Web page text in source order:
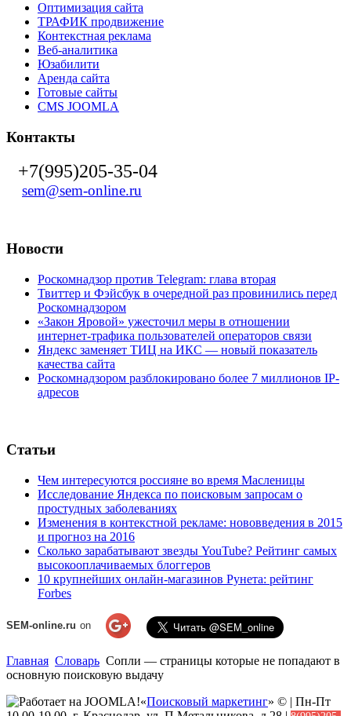
Оптимизация сайта
ТРАФИК продвижение
Контекстная реклама
Веб-аналитика
Юзабилити
Аренда сайта
Готовые сайты
CMS JOOMLA
Контакты
+7(995)205-35-04
sem@sem-online.ru
Новости
Роскомнадзор против Telegram: глава вторая
Твиттер и Фэйсбук в очередной раз провинились перед
Роскомнадзором
«Закон Яровой» ужесточил меры в отношении
интернет-трафика пользователей операторов связи
Яндекс заменяет ТИЦ на ИКС — новый показатель
качества сайта
Роскомнадзором разблокировано более 7 миллионов IP-
адресов
Статьи
Чем интересуются россияне во время Масленицы
Исследование Яндекса по поисковым запросам о
простудных заболеваниях
Изменения в контекстной рекламе: нововведения в 2015
и прогноз на 2016
Сколько зарабатывают звезды YouTube? Рейтинг самых
высокооплачиваемых блоггеров
10 крупнейших онлайн-магазинов Рунета: рейтинг
Forbes
SEM-online.ru on
Главная Словарь Сопли — страницы которые не попадают в
основную поисковую выдачу
«Поисковый маркетинг» © | Пн-Пт